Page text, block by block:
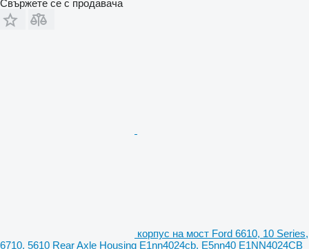
Свържете се с продавача
корпус на мост Ford 6610, 10 Series,
6710, 5610 Rear Axle Housing E1nn4024cb, E5nn40 E1NN4024CB